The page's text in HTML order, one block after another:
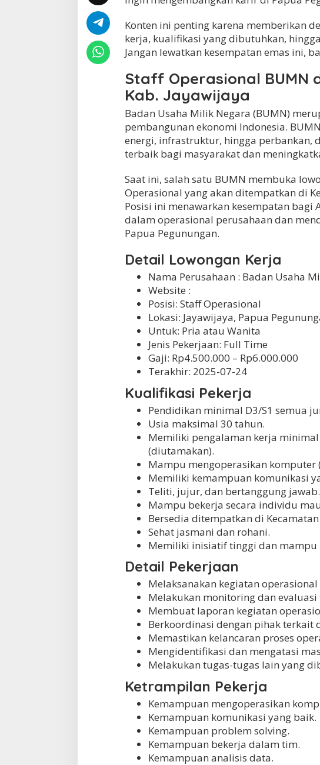
m
a
t
n
P
i
u
g
i
,
K
b
.
a
y
a
j
a
y
a
Konten ini penting karena memberikan
kerja, kualifikasi yang dibutuhkan,
Jangan lewatkan kesempatan emas ini,
Staff Operasional BUMN
Kab. Jayawijaya
Badan Usaha Milik Negara (BUMN)
pembangunan ekonomi Indonesia.
energi, infrastruktur, hingga perbankan,
terbaik bagi masyarakat dan
Saat ini, salah satu BUMN membuka
Operasional yang akan ditempatkan di
Posisi ini menawarkan kesempatan
dalam operasional perusahaan dan
Papua Pegunungan.
Detail Lowongan Kerja
Nama Perusahaan : Badan Usaha
Website :
Posisi: Staff Operasional
Lokasi: Jayawijaya, Papua
Untuk: Pria atau Wanita
Jenis Pekerjaan: Full Time
Gaji: Rp4.500.000 – Rp6.000.000
Terakhir: 2025-07-24
Kualifikasi Pekerja
Pendidikan minimal D3/S1 semua
Usia maksimal 30 tahun.
Memiliki pengalaman kerja
(diutamakan).
Mampu mengoperasikan komputer
Memiliki kemampuan komunikasi
Teliti, jujur, dan bertanggung jawab.
Mampu bekerja secara individu
Bersedia ditempatkan di
Sehat jasmani dan rohani.
Memiliki inisiatif tinggi dan mampu
Detail Pekerjaan
Melaksanakan kegiatan
Melakukan monitoring dan
Membuat laporan kegiatan
Berkoordinasi dengan pihak terkait
Memastikan kelancaran proses
Mengidentifikasi dan mengatasi
Melakukan tugas-tugas lain yang
Ketrampilan Pekerja
Kemampuan mengoperasikan
Kemampuan komunikasi yang baik.
Kemampuan problem solving.
Kemampuan bekerja dalam tim.
Kemampuan analisis data.